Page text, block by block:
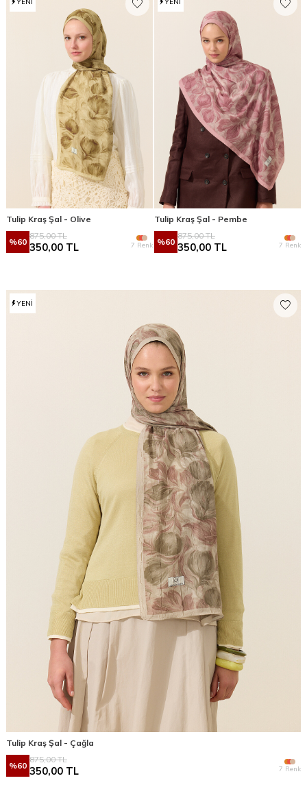
Tulip Kraş Şal - Olive
%60
875,00TL
350,00 TL 7 Renk
Tulip Kraş Şal - Pembe
%60
875,00TL
350,00 TL 7 Renk
YENI
Tulip Kraş Şal - Çağla
%60
875,00TL
350,00 TL 7 Renk